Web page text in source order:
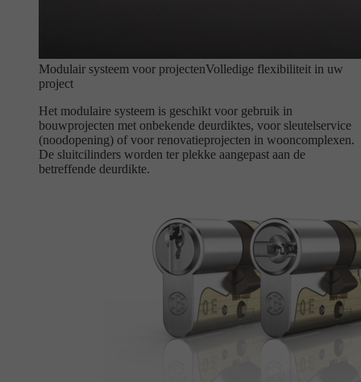
Modulair systeem voor projectenVolledige flexibiliteit in uw
project
Het modulaire systeem is geschikt voor gebruik in
bouwprojecten met onbekende deurdiktes, voor sleutelservice
(noodopening) of voor renovatieprojecten in wooncomplexen.
De sluitcilinders worden ter plekke aangepast aan de
betreffende deurdikte.